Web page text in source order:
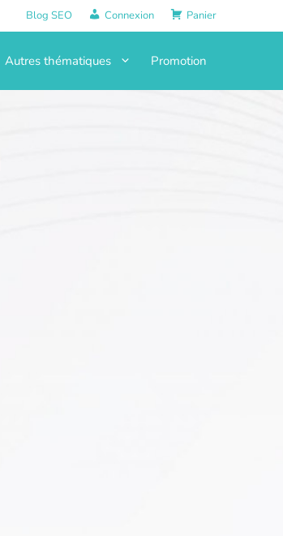
Blog SEO Connexion Panier
Autres thématiques Promotion